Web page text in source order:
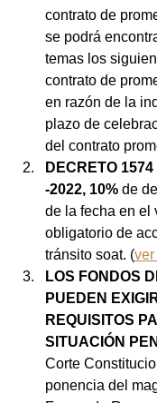
contrato de
se podrá
temas los
contrato de
en razón de la
plazo de
del contrato
DECRETO
-2022, 10% de
de la fecha en el
obligatorio de
tránsito soat. (ver
LOS FONDOS
PUEDEN
REQUISITOS
SITUACIÓN
Corte
ponencia del